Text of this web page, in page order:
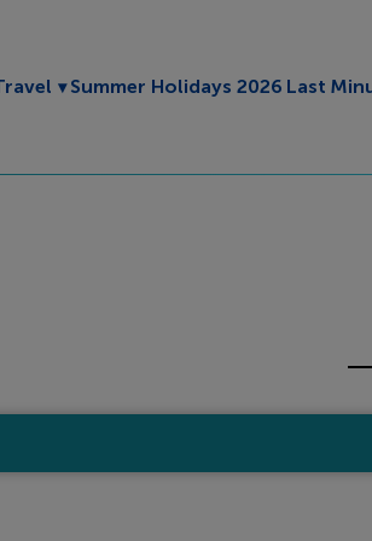
Toggle submenu
Summer Holidays 2026 Last